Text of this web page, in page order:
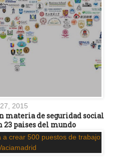
2015
materia de seguridad social
23 paises del mundo